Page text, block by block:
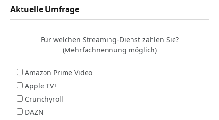
Aktuelle Umfrage
Für welchen Streaming-Dienst zahlen Sie?
(Mehrfachnennung möglich)
Amazon Prime Video
Apple TV+
Crunchyroll
DAZN